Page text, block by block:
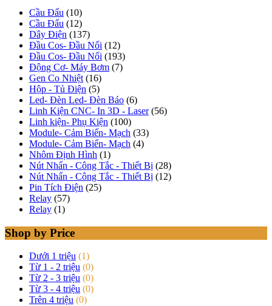
Cầu Đấu (10)
Cầu Đấu (12)
Dây Điện (137)
Đầu Cos- Đầu Nối (12)
Đầu Cos- Đầu Nối (193)
Động Cơ- Máy Bơm (7)
Gen Co Nhiệt (16)
Hộp - Tủ Điện (5)
Led- Đèn Led- Đèn Báo (6)
Linh Kiện CNC- In 3D - Laser (56)
Linh kiện- Phụ Kiện (100)
Module- Cảm Biến- Mạch (33)
Module- Cảm Biến- Mạch (4)
Nhôm Định Hình (1)
Nút Nhấn - Công Tắc - Thiết Bị (28)
Nút Nhấn - Công Tắc - Thiết Bị (12)
Pin Tích Điện (25)
Relay (57)
Relay (1)
Shop by Price
Dưới 1 triệu (1)
Từ 1 - 2 triệu (0)
Từ 2 - 3 triệu (0)
Từ 3 - 4 triệu (0)
Trên 4 triệu (0)